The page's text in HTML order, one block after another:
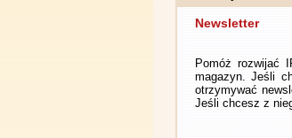
Newsletter
Pomóż rozwijać
magazyn. Jeśli
otrzymywać
Jeśli chcesz z